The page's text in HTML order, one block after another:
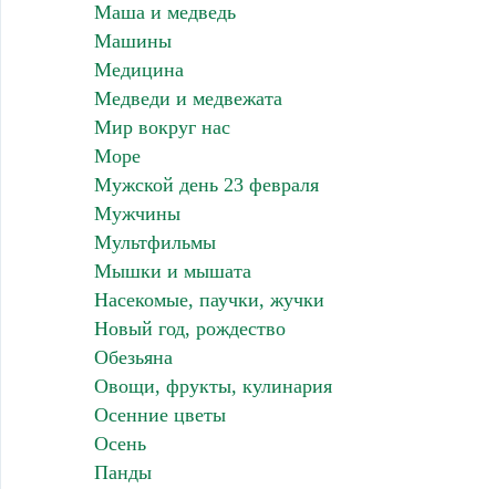
Маша и медведь
Машины
Медицина
Медведи и медвежата
Мир вокруг нас
Море
Мужской день 23 февраля
Мужчины
Мультфильмы
Мышки и мышата
Насекомые, паучки, жучки
Новый год, рождество
Обезьяна
Овощи, фрукты, кулинария
Осенние цветы
Осень
Панды